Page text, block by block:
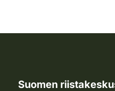
Suomen